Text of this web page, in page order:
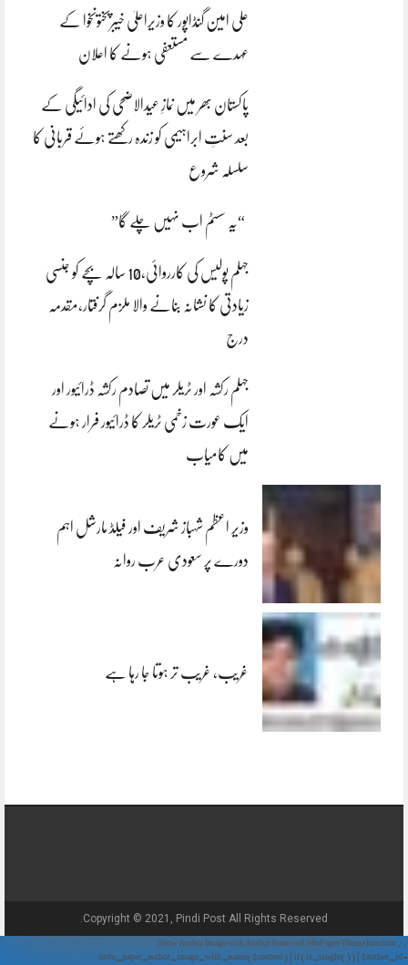
علی امین گنڈاپور کا وزیراعلیٰ خیبرپختونخوا کے
عہدے سے مستعفی ہونے کا اعلان
پاکستان بھر میں نمازِ عیدالاضحی کی ادائیگی کے
بعد سنتِ ابراہیمی کو زندہ رکھتے ہوئے قربانی کا
سلسلہ شروع
“یہ سسٹم اب نہیں چلے گا”
جہلم پولیس کی کارروائی،10 سالہ بچے کو جنسی
زیادتی کا نشانہ بنانے والا ملزم گرفتار،مقدمہ
درج
جہلم رکشہ اور ٹریلر میں تصادم رکشہ ڈرائیور اور
ایک عورت زخمی ٹریلر کا ڈرائیور فرار ہونے
میں کامیاب
وزیر اعظم شہباز شریف اور فیلڈ مارشل اہم
دورے پر سعودی عرب روانہ
غریب، غریب تر ہوتا جا رہا ہے
Copyright © 2021, Pindi Post All Rights Reserved.
// Show Author Image with Author Name in UrduPaper Theme function
urdu_paper_author_image_with_name($content) { if (is_single()) { $author_id =